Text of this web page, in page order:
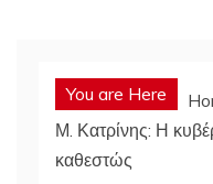
You are Here
Μ. Κατρίνης: Η
καθεστώς